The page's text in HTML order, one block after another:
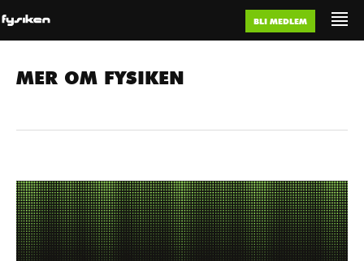
BLI MEDLEM
MER OM FYSIKEN